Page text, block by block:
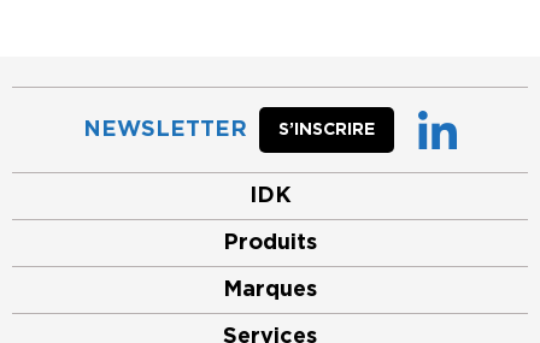
NEWSLETTER S’INSCRIRE
IDK
Produits
Marques
Services